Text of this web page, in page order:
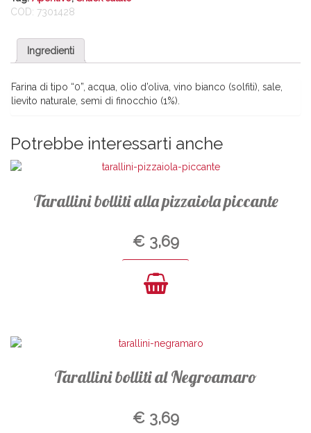
COD: 7301428
Ingredienti
Farina di tipo “0”, acqua, olio d’oliva, vino bianco (solfiti), sale,
lievito naturale, semi di finocchio (1%).
Potrebbe interessarti anche
Tarallini bolliti alla pizzaiola piccante
€3,69
Tarallini bolliti al Negroamaro
€3,69